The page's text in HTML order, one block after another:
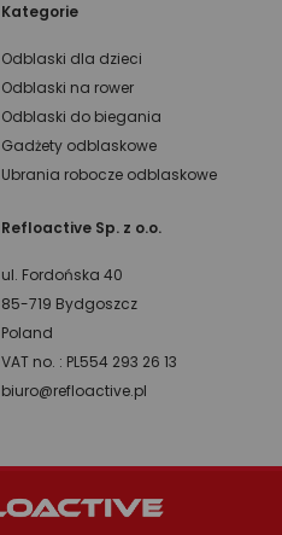
Kategorie
Odblaski dla dzieci
Odblaski na rower
Odblaski do biegania
Gadżety odblaskowe
Ubrania robocze odblaskowe
Refloactive Sp. z o.o.
ul. Fordońska 40
85-719 Bydgoszcz
Poland
VAT no. : PL554 293 26 13
biuro@refloactive.pl